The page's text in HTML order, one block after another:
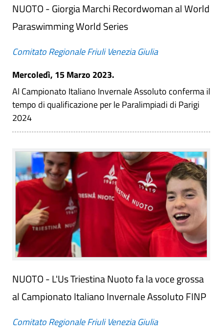
NUOTO - Giorgia Marchi Recordwoman al World
Paraswimming World Series
Comitato Regionale Friuli Venezia Giulia
Mercoledì, 15 Marzo 2023.
Al Campionato Italiano Invernale Assoluto conferma il
tempo di qualificazione per le Paralimpiadi di Parigi
2024
NUOTO - L'Us Triestina Nuoto fa la voce grossa
al Campionato Italiano Invernale Assoluto FINP
Comitato Regionale Friuli Venezia Giulia